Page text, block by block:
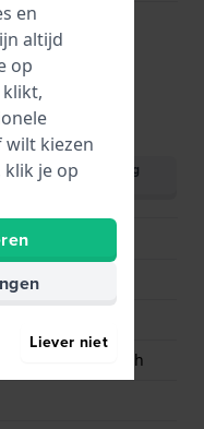
draaibaar
Bekijk specificaties
Download handleiding
(English)
automatisch
en
altijd
op
wilt kiezen
klik je op
Liever niet